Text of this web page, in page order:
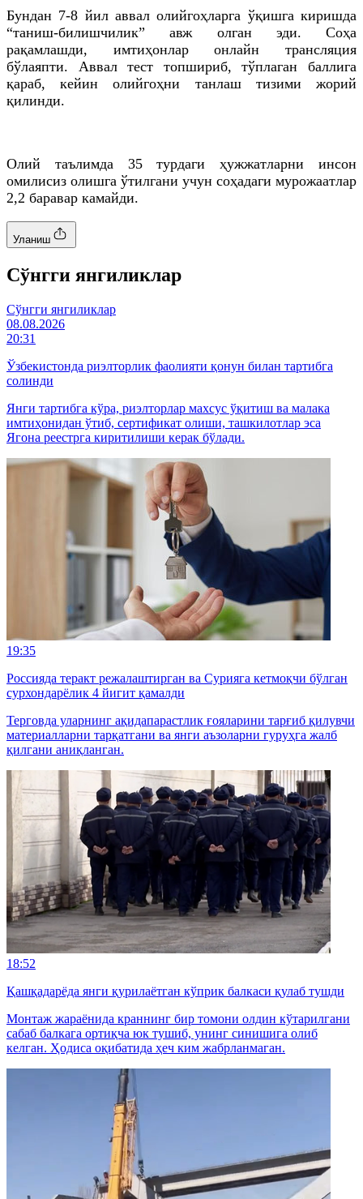
Бундан 7-8 йил аввал олийгоҳларга ўқишга киришда
“таниш-билишчилик” авж олган эди. Соҳа
рақамлашди, имтиҳонлар онлайн трансляция
бўлаяпти. Аввал тест топшириб, тўплаган баллига
қараб, кейин олийгоҳни танлаш тизими жорий
қилинди.
Олий таълимда 35 турдаги ҳужжатларни инсон
омилисиз олишга ўтилгани учун соҳадаги мурожаатлар
2,2 баравар камайди.
Уланиш
Cўнгги янгиликлар
Cўнгги янгиликлар
08.08.2026
20:31
Ўзбекистонда риэлторлик фаолияти қонун билан тартибга
солинди
Янги тартибга кўра, риэлторлар махсус ўқитиш ва малака
имтиҳонидан ўтиб, сертификат олиши, ташкилотлар эса
Ягона реестрга киритилиши керак бўлади.
19:35
Россияда теракт режалаштирган ва Сурияга кетмоқчи бўлган
сурхондарёлик 4 йигит қамалди
Терговда уларнинг ақидапарастлик ғояларини тарғиб қилувчи
материалларни тарқатгани ва янги аъзоларни гуруҳга жалб
қилгани аниқланган.
18:52
Қашқадарёда янги қурилаётган кўприк балкаси қулаб тушди
Монтаж жараёнида краннинг бир томони олдин кўтарилгани
сабаб балкага ортиқча юк тушиб, унинг синишига олиб
келган. Ҳодиса оқибатида ҳеч ким жабрланмаган.